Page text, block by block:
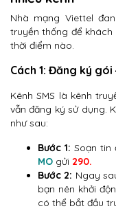
Nhà mạng Viettel
truyền thống để
thời điểm nào.
Cách 1: Đăng ký gói
Kênh SMS là kênh
vẫn đăng ký sử dụng.
như sau:
Bước 1: Soạn
MO gửi 290.
Bước 2: Ngay
bạn nên khởi
có thể bắt đầu